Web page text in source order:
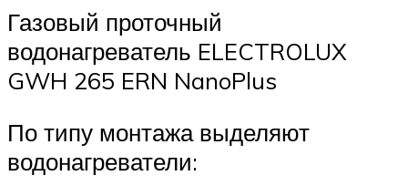
Газовый проточный
водонагреватель ELECTROLUX
GWH 265 ERN NanoPlus
По типу монтажа выделяют
водонагреватели: